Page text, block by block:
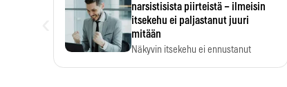
narsistisista piirteistä – ilmeisin
itsekehu ei paljastanut juuri
mitään
Näkyvin itsekehu ei ennustanut